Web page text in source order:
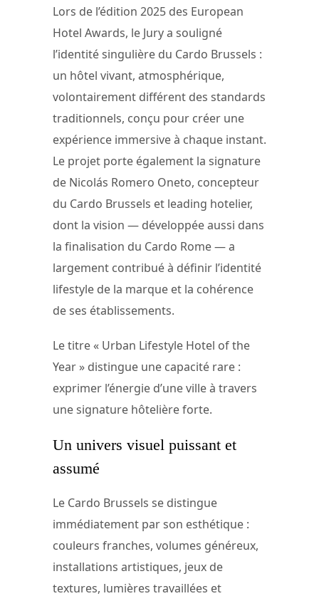
Lors de l’édition 2025 des European
Hotel Awards, le Jury a souligné
l’identité singulière du Cardo Brussels :
un hôtel vivant, atmosphérique,
volontairement différent des standards
traditionnels, conçu pour créer une
expérience immersive à chaque instant.
Le projet porte également la signature
de Nicolás Romero Oneto, concepteur
du Cardo Brussels et leading hotelier,
dont la vision — développée aussi dans
la finalisation du Cardo Rome — a
largement contribué à définir l’identité
lifestyle de la marque et la cohérence
de ses établissements.
Le titre « Urban Lifestyle Hotel of the
Year » distingue une capacité rare :
exprimer l’énergie d’une ville à travers
une signature hôtelière forte.
Un univers visuel puissant et
assumé
Le Cardo Brussels se distingue
immédiatement par son esthétique :
couleurs franches, volumes généreux,
installations artistiques, jeux de
textures, lumières travaillées et